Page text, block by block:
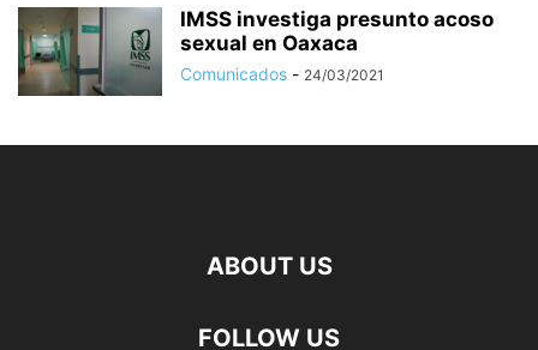
IMSS investiga presunto acoso
sexual en Oaxaca
Comunicados - 24/03/2021
ABOUT US
FOLLOW US